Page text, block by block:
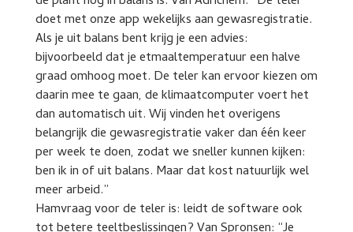
doet met onze app wekelijks aan gewasregistratie.
Als je uit balans bent krijg je een advies:
bijvoorbeeld dat je etmaaltemperatuur een halve
graad omhoog moet. De teler kan ervoor kiezen om
daarin mee te gaan, de klimaatcomputer voert het
dan automatisch uit. Wij vinden het overigens
belangrijk die gewasregistratie vaker dan één keer
per week te doen, zodat we sneller kunnen kijken:
ben ik in of uit balans. Maar dat kost natuurlijk wel
meer arbeid.”
Hamvraag voor de teler is: leidt de software ook